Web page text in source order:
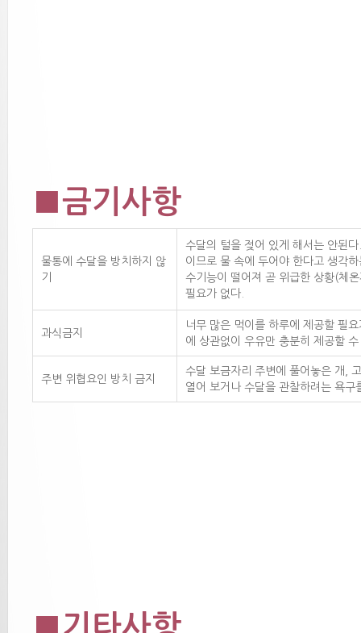
■금기사항
물통에 수달을 방치하지 않
기
수달의 털을 젖어 있게 해서는 안된
이므로 물 속에 두어야 한다고 생각
수기능이 떨어져 곧 위급한 상황(체
필요가 없다.
과식금지
너무 많은 먹이를 하루에 제공할 필
에 상관없이 우유만 충분히 제공할
주변 위협요인 방치 금지
수달 보금자리 주변에 풀어놓은 개,
열어 보거나 수달을 관찰하려는 욕구